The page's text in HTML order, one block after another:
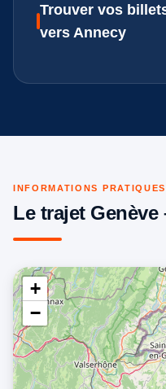
Trouver vos
vers Annecy
INFORMATIONS PRATIQUES
Le trajet
+
−